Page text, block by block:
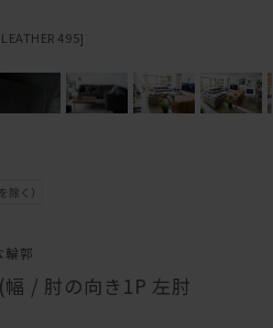
輪郭
/ 肘の向き1P 左肘
495]